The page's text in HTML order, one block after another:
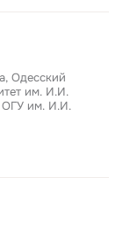
Одесский
им. И.И.
ОГУ им. И.И.